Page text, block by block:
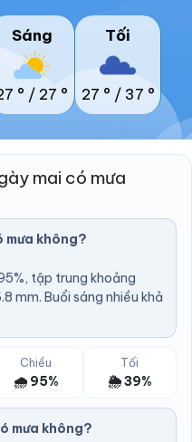
Sáng
° / 27 °
Tối
27 ° / 37 °
mai có mưa
mưa không?
tập trung khoảng
mm. Buổi sáng nhiều khả
Chiều
🌧️ 95%
Tối
🌦️ 39%
mưa không?